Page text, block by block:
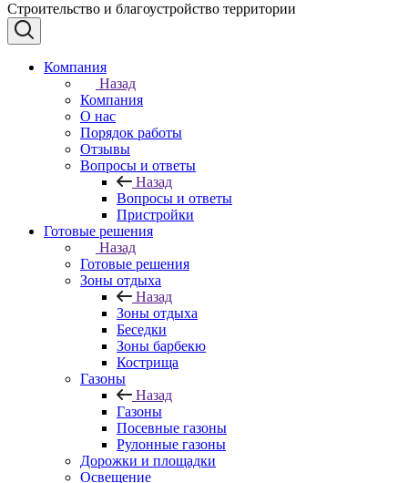
Строительство и благоустройство территории
Компания
Назад
Компания
О нас
Порядок работы
Отзывы
Вопросы и ответы
Назад
Вопросы и ответы
Пристройки
Готовые решения
Назад
Готовые решения
Зоны отдыха
Назад
Зоны отдыха
Беседки
Зоны барбекю
Кострища
Газоны
Назад
Газоны
Посевные газоны
Рулонные газоны
Дорожки и площадки
Освещение